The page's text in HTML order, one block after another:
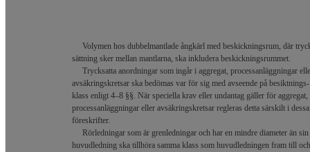
Volymen hos dubbelmantlade ångkärl med beskickningsrum, där
sättning sker mellan mantlarna, ska inkludera beskickningsrummet.
Trycksatta anordningar som ingår i aggregat, processanläggningar
avsäkringskretsar ska bedömas var för sig med avseende på besiktnings-
klass enligt 4–8 §§. När speciella krav eller undantag gäller för aggregat,
processanläggningar eller avsäkringskretsar regleras detta särskilt i dessa
föreskrifter.
Rörledningar som är grenledningar och har en mindre diameter än sin
huvudledning ska tillhöra samma klass som huvudledningen fram till och